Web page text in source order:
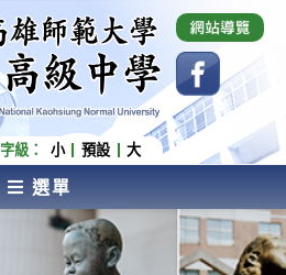
級中學 Affiliated Senior
Kaohsiung Normal
字級： 小 預設 大
選單
HIGH SCHOOL OF NATIONAL
NORMAL UNIVERSITY